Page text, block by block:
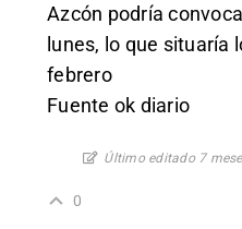
Azcón podría
lunes, lo que situaría
febrero
Fuente ok diario
Último editado 7
0